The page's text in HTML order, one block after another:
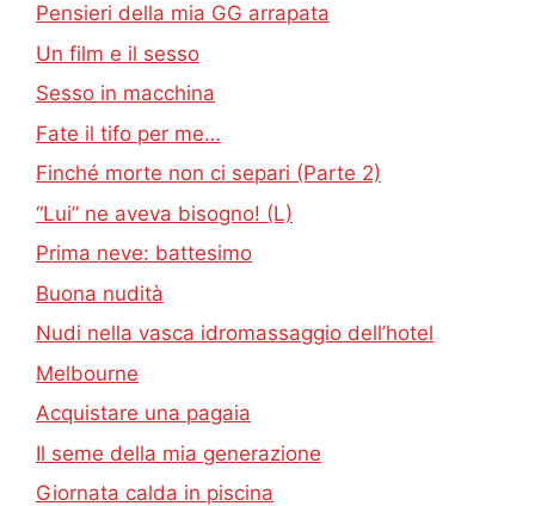
Pensieri della mia GG arrapata
Un film e il sesso
Sesso in macchina
Fate il tifo per me…
Finché morte non ci separi (Parte 2)
“Lui” ne aveva bisogno! (L)
Prima neve: battesimo
Buona nudità
Nudi nella vasca idromassaggio dell’hotel
Melbourne
Acquistare una pagaia
Il seme della mia generazione
Giornata calda in piscina